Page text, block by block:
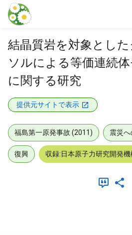
本文に飛ぶ
結晶質岩を対象とし
ソルによる等価連続
に関する研究
提供元サイトで表示
福島第一原発事故 (2011) 震災へ
復興 収録:日本原子力研究開発